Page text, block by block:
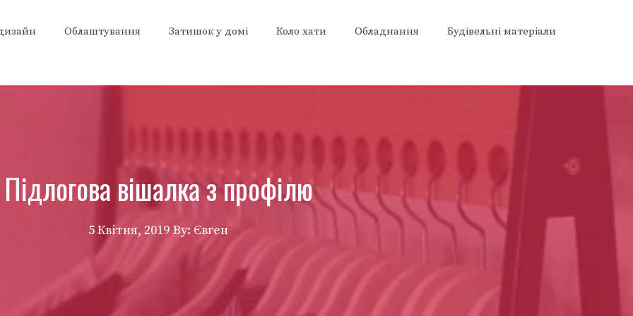
Облаштування Затишок у домі Коло хати Обладнання Будівельні матеріали
Підлогова вішалка з профілю
5 Квітня, 2019 By: Євген